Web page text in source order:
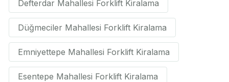
Defterdar Mahallesi Forklift Kiralama
Düğmeciler Mahallesi Forklift Kiralama
Emniyettepe Mahallesi Forklift Kiralama
Esentepe Mahallesi Forklift Kiralama